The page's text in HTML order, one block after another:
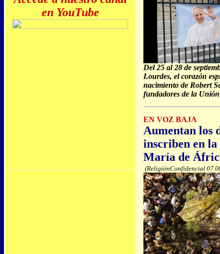
Del 25 al 28 de
Lourdes, el corazón
nacimiento de Robert
fundadores de la
EN VOZ BAJA
Aumentan los
inscriben en
María de
(ReligiónConfidencial
en YouTube